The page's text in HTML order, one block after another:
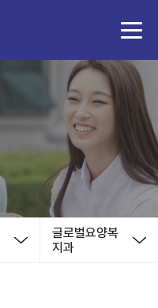
글로벌요양복
지과